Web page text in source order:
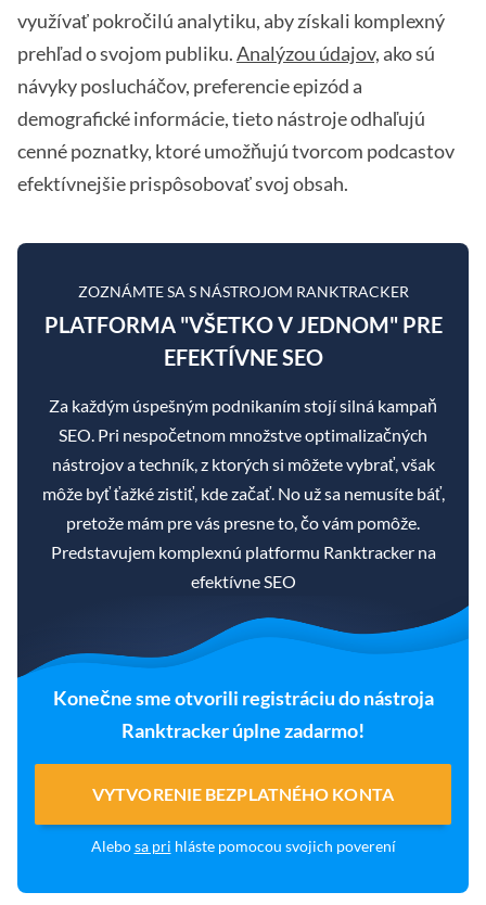
využívať pokročilú analytiku, aby získali komplexný
prehľad o svojom publiku.Analýzou údajov, ako sú
návyky poslucháčov, preferencie epizód a
demografické informácie, tieto nástroje odhaľujú
cenné poznatky, ktoré umožňujú tvorcom podcastov
efektívnejšie prispôsobovať svoj obsah.
ZOZNÁMTE SA S NÁSTROJOM RANKTRACKER
PLATFORMA "VŠETKO V JEDNOM" PRE
EFEKTÍVNE SEO
Za každým úspešným podnikaním stojí silná kampaň
SEO. Pri nespočetnom množstve optimalizačných
nástrojov a techník, z ktorých si môžete vybrať, však
môže byť ťažké zistiť, kde začať. No už sa nemusíte báť,
pretože mám pre vás presne to, čo vám pomôže.
Predstavujem komplexnú platformu Ranktracker na
efektívne SEO
Konečne sme otvorili registráciu do nástroja
Ranktracker úplne zadarmo!
VYTVORENIE BEZPLATNÉHO KONTA
Alebosa pri hláste pomocou svojich poverení